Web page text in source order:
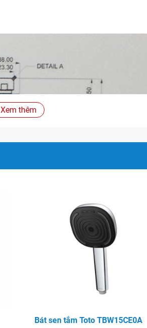
Xem thêm
Bát sen tắm Toto TBW15CE0A